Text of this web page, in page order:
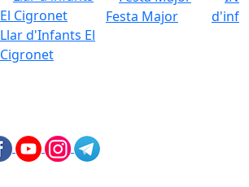
Llar d'Infants El
Cigronet
Festa Major